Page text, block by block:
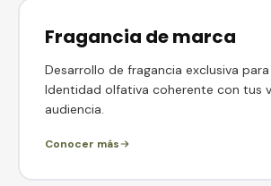
Fragancia de marca
Desarrollo de fragancia exclusiva
Identidad olfativa coherente con tus
audiencia.
Conocer más